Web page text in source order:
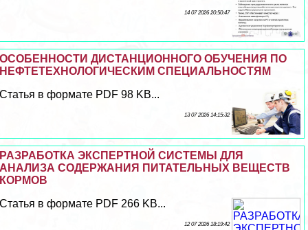
14 07 2026 20:50:47
ОСОБЕННОСТИ ДИСТАНЦИОННОГО ОБУЧЕНИЯ ПО
НЕФТЕТЕХНОЛОГИЧЕСКИМ СПЕЦИАЛЬНОСТЯМ
Статья в формате PDF 98 KB...
13 07 2026 14:15:32
РАЗРАБОТКА ЭКСПЕРТНОЙ СИСТЕМЫ ДЛЯ
АНАЛИЗА СОДЕРЖАНИЯ ПИТАТЕЛЬНЫХ ВЕЩЕСТВ
КОРМОВ
Статья в формате PDF 266 KB...
12 07 2026 18:19:42